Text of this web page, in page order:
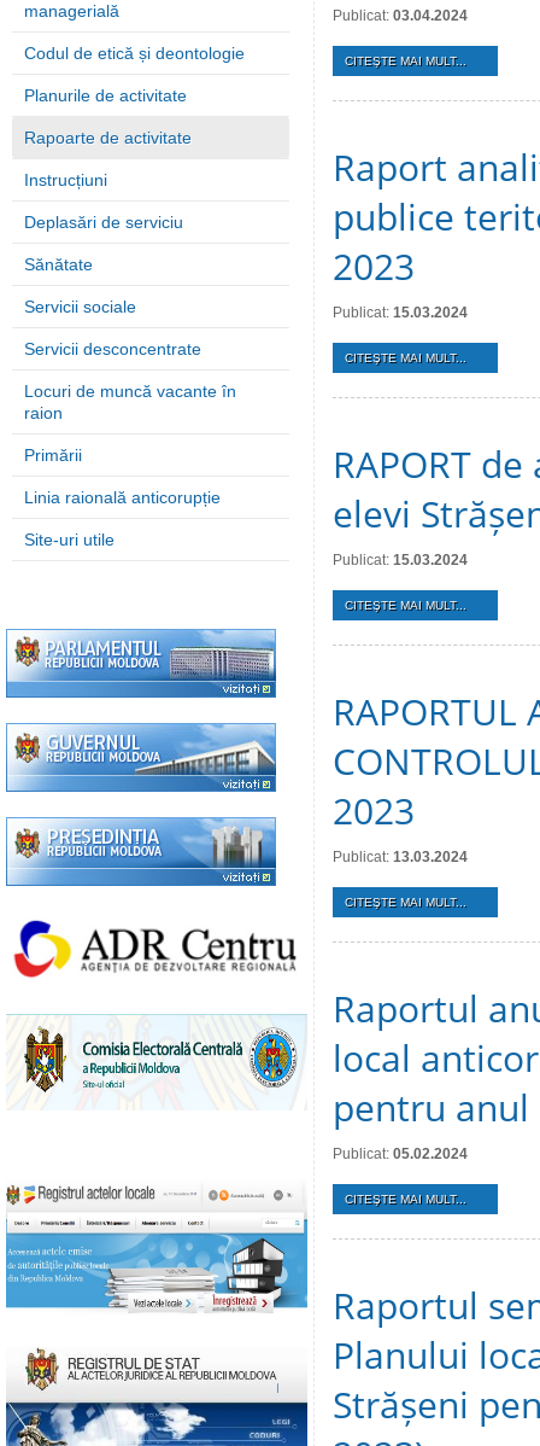
managerială
Codul de etică și deontologie
Planurile de activitate
Rapoarte de activitate
Instrucțiuni
Deplasări de serviciu
Sănătate
Servicii sociale
Servicii desconcentrate
Locuri de muncă vacante în
raion
Primării
Linia raională anticorupție
Site-uri utile
Publicat: 03.04.2024
CITEŞTE MAI MULT...
Raport
publice
2023
Publicat: 15.03.2024
CITEŞTE MAI MULT...
RAPORT
elevi
Publicat: 15.03.2024
CITEŞTE MAI MULT...
RAPORTUL
2023
Publicat: 13.03.2024
CITEŞTE MAI MULT...
Raportul
local
pentru anul
Publicat: 05.02.2024
CITEŞTE MAI MULT...
Raportul
Planului
Strășeni